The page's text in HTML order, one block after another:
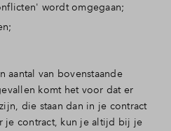
wordt omgegaan;
aantal van bovenstaande
komt het voor dat er
die staan dan in je contract
je contract, kun je altijd bij je